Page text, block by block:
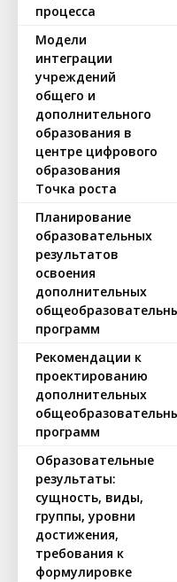
процесса
Модели
интеграции
учреждений
общего и
дополнительного
образования в
центре цифрового
образования
Точка роста
Планирование
образовательных
результатов
освоения
дополнительных
программ
Рекомендации к
проектированию
дополнительных
программ
Образовательные
результаты:
сущность, виды,
группы, уровни
достижения,
требования к
формулировке